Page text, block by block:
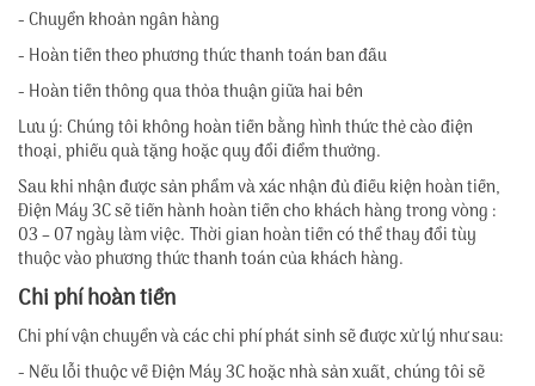
- Chuyển khoản ngân hàng
- Hoàn tiền theo phương thức thanh toán ban đầu
- Hoàn tiền thông qua thỏa thuận giữa hai bên
Lưu ý: Chúng tôi không hoàn tiền bằng hình thức thẻ cào điện
thoại, phiếu quà tặng hoặc quy đổi điểm thưởng.
Sau khi nhận được sản phẩm và xác nhận đủ điều kiện hoàn tiền,
Điện Máy 3C sẽ tiến hành hoàn tiền cho khách hàng trong vòng :
03 – 07 ngày làm việc. Thời gian hoàn tiền có thể thay đổi tùy
thuộc vào phương thức thanh toán của khách hàng.
Chi phí hoàn tiền
Chi phí vận chuyển và các chi phí phát sinh sẽ được xử lý như sau:
- Nếu lỗi thuộc về Điện Máy 3C hoặc nhà sản xuất, chúng tôi sẽ